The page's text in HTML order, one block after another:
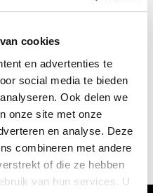
cookies
en advertenties te
social media te bieden
Ook delen we
onze site met onze
en analyse. Deze
combineren met andere
of die ze hebben
van hun services. U
middags, stak een sloep
aan de Binnenkant, wat
De sloep, met aan
van Ouder-Amstel, voer
naam ‘Ouderkerk aan den
het gezelschap
van het schip: Willem Ruijs